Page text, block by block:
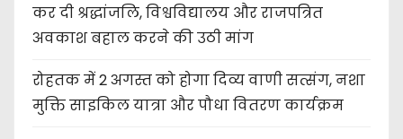
कर दी श्रद्धांजलि, विश्वविद्यालय और राजपत्रित
अवकाश बहाल करने की उठी मांग
रोहतक में 2 अगस्त को होगा दिव्य वाणी सत्संग, नशा
मुक्ति साइकिल यात्रा और पौधा वितरण कार्यक्रम